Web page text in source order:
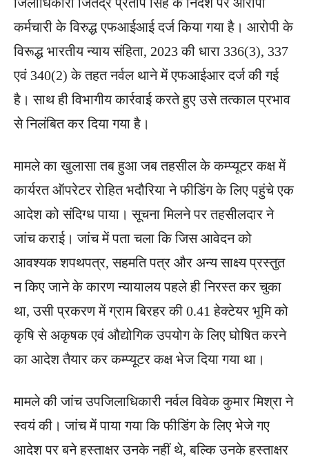
कर्मचारी के विरुद्ध एफआईआई दर्ज किया गया है। आरोपी के
विरूद्ध भारतीय न्याय संहिता, 2023 की धारा 336(3), 337
एवं 340(2) के तहत नर्वल थाने में एफआईआर दर्ज की गई
है। साथ ही विभागीय कार्रवाई करते हुए उसे तत्काल प्रभाव
से निलंबित कर दिया गया है।
मामले का खुलासा तब हुआ जब तहसील के कम्प्यूटर कक्ष में
कार्यरत ऑपरेटर रोहित भदौरिया ने फीडिंग के लिए पहुंचे एक
आदेश को संदिग्ध पाया। सूचना मिलने पर तहसीलदार ने
जांच कराई। जांच में पता चला कि जिस आवेदन को
आवश्यक शपथपत्र, सहमति पत्र और अन्य साक्ष्य प्रस्तुत
न किए जाने के कारण न्यायालय पहले ही निरस्त कर चुका
था, उसी प्रकरण में ग्राम बिरहर की 0.41 हेक्टेयर भूमि को
कृषि से अकृषक एवं औद्योगिक उपयोग के लिए घोषित करने
का आदेश तैयार कर कम्प्यूटर कक्ष भेज दिया गया था।
मामले की जांच उपजिलाधिकारी नर्वल विवेक कुमार मिश्रा ने
स्वयं की। जांच में पाया गया कि फीडिंग के लिए भेजे गए
आदेश पर बने हस्ताक्षर उनके नहीं थे, बल्कि उनके हस्ताक्षर